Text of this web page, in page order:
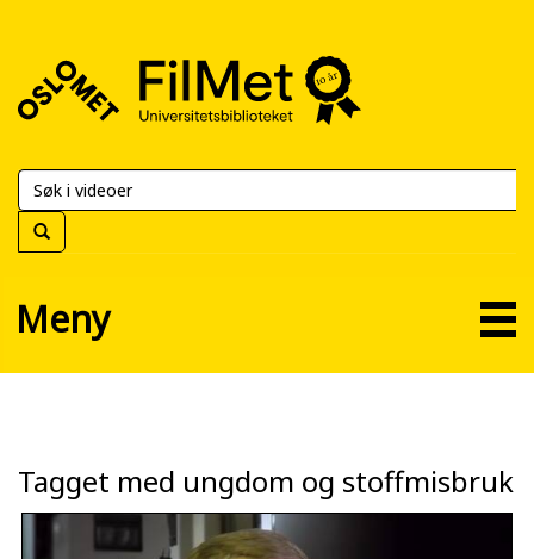
FilMet
Universitetsbiblioteket
Meny
Tagget med ungdom og stoffmisbruk